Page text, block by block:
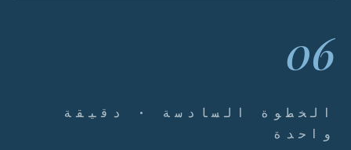
06
الخطوة السادسة · دقيقة
واحدة